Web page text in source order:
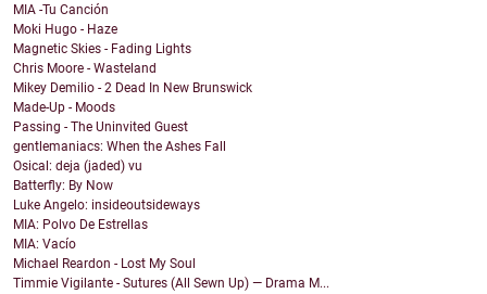
MIA -Tu Canción
Moki Hugo - Haze
Magnetic Skies - Fading Lights
Chris Moore - Wasteland
Mikey Demilio - 2 Dead In New Brunswick
Made-Up - Moods
Passing - The Uninvited Guest
gentlemaniacs: When the Ashes Fall
Osical: deja (jaded) vu
Batterfly: By Now
Luke Angelo: insideoutsideways
MIA: Polvo De Estrellas
MIA: Vacío
Michael Reardon - Lost My Soul
Timmie Vigilante - Sutures (All Sewn Up) — Drama M...